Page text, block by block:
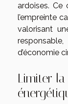
ardoises. Ce
l’empreinte
valorisant
d’économie
Limiter